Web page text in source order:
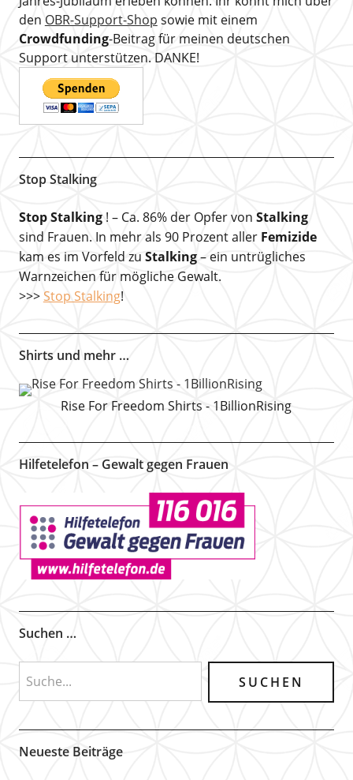
den OBR-Support-Shop sowie mit einem
Crowdfunding-Beitrag für meinen deutschen
Support unterstützen. DANKE!
Stop Stalking
Stop Stalking! – Ca. 86% der Opfer von Stalking
sind Frauen. In mehr als 90 Prozent aller Femizide
kam es im Vorfeld zu Stalking– ein untrügliches
Warnzeichen für mögliche Gewalt.
>>> Stop Stalking!
Shirts und mehr …
Rise For Freedom Shirts - 1BillionRising
Hilfetelefon – Gewalt gegen Frauen
Suchen …
Neueste Beiträge